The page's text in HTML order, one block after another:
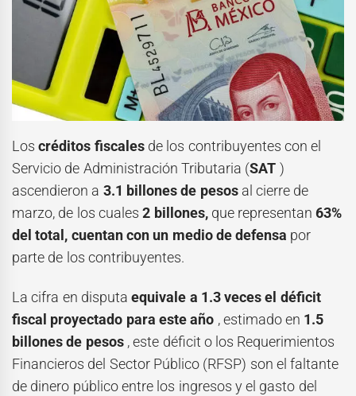
Loscréditos fiscales de los contribuyentes con el
Servicio de Administración Tributaria (SAT )
ascendieron a 3.1 billones de pesos al cierre de
marzo, de los cuales2 billones,que representan63%
del total, cuentan con un medio de defensa por
parte de los contribuyentes.
La cifra en disputaequivale a 1.3 veces el déficit
fiscal proyectado para este año , estimado en 1.5
billones de pesos, este déficit o los Requerimientos
Financieros del Sector Público (RFSP) son el faltante
de dinero público entre los ingresos y el gasto del